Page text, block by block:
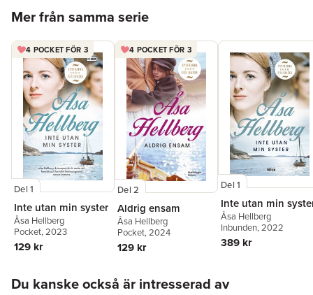
Mer från samma serie
4 POCKET FÖR 3
Del 1
Inte utan min syster
Åsa Hellberg
Pocket, 2023
129 kr
4 POCKET FÖR 3
Del 2
Aldrig ensam
Åsa Hellberg
Pocket, 2024
129 kr
Del 1
Inte utan min
Åsa Hellberg
Inbunden, 2022
389 kr
Du kanske också är intresserad av